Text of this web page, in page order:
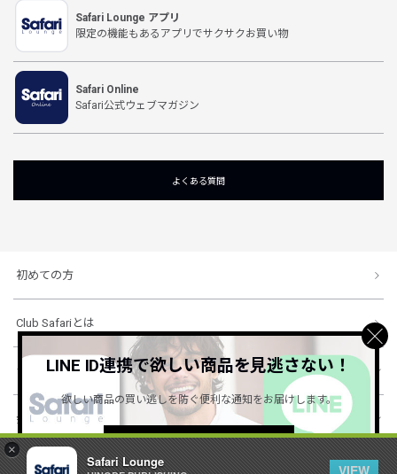
×
Safari Lounge
VIEW
Safari Lounge アプリ
限定の機能もあるアプリでサクサクお買い物
Safari Online
Safari公式ウェブマガジン
よくある質問
初めての方
Club Safariとは
ショッピングガイド
会社概要・規約
LINE ID連携で欲しい商品を見逃さない！
欲しい商品の買い逃しを防ぐ便利な通知をお届けします。
詳しくはこちら ＞